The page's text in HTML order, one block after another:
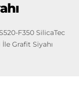
F350 SilicaTec
Grafit Siyahı